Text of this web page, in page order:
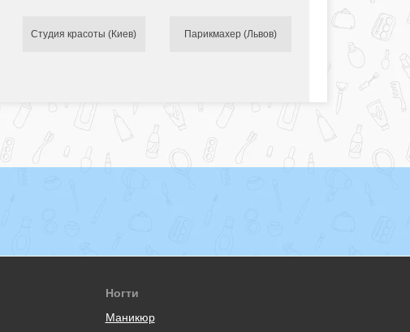
Студия красоты (Киев) Парикмахер (Львов)
Ногти
Маникюр